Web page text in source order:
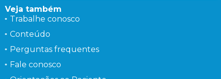
Veja também
Trabalhe conosco
Conteúdo
Perguntas frequentes
Fale conosco